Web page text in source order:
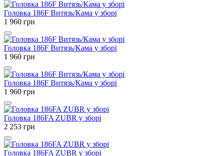
Головка 186F Витязь/Кама у зборі
1 960 грн
Головка 186F Витязь/Кама у зборі
1 960 грн
Головка 186F Витязь/Кама у зборі
1 960 грн
Головка 186FA ZUBR у зборі
2 253 грн
Головка 186FA ZUBR у зборі